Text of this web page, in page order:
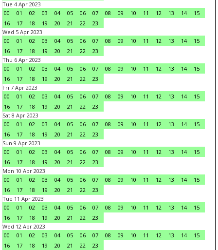
Tue 4 Apr 2023
00
01 02 03 04 05 06 07 08 09 10 11 12 13 14
15
16
17 18 19 20 21 22
23
Wed 5 Apr 2023
00
01 02 03 04 05 06 07 08 09 10 11 12 13 14
15
16
17 18 19 20 21 22
23
Thu 6 Apr 2023
00
01 02 03 04 05 06 07 08 09 10 11 12 13 14
15
16
17 18 19 20 21 22
23
Fri 7 Apr 2023
00
01 02 03 04 05 06 07 08 09 10 11 12 13 14
15
16
17 18 19 20 21 22
23
Sat 8 Apr 2023
00
01 02 03 04 05 06 07 08 09 10 11 12 13 14
15
16
17 18 19 20 21 22
23
Sun 9 Apr 2023
00
01 02 03 04 05 06 07 08 09 10 11 12 13 14
15
16
17 18 19 20 21 22
23
Mon 10 Apr 2023
00
01 02 03 04 05 06 07 08 09 10 11 12 13 14
15
16
17 18 19 20 21 22
23
Tue 11 Apr 2023
00
01 02 03 04 05 06 07 08 09 10 11 12 13 14
15
16
17 18 19 20 21 22
23
Wed 12 Apr 2023
00
01 02 03 04 05 06 07 08 09 10 11 12 13 14
15
16
17 18 19 20 21 22
23